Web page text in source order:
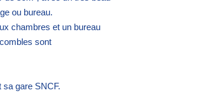
ou bureau.
chambres et un bureau
sont
sa gare SNCF.